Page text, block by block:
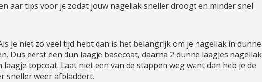
aar tips voor je zodat jouw nagellak sneller droogt en minder snel
je niet zo veel tijd hebt dan is het belangrijk om je nagellak in dunne
Dus eerst een dun laagje basecoat, daarna 2 dunne laagjes nagellak
laagje topcoat. Laat niet een van de stappen weg want dan heb je de
sneller weer afbladdert.